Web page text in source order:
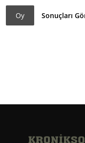
Oy Sonuçları